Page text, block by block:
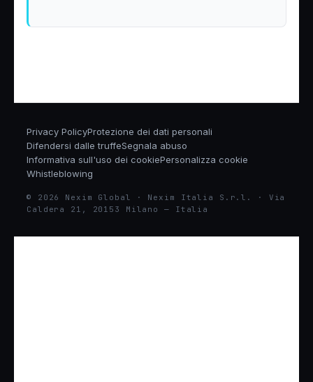
Privacy PolicyProtezione dei dati personali
Difendersi dalle truffeSegnala abuso
Informativa sull'uso dei cookiePersonalizza cookie
Whistleblowing
© 2026 Nexim Global · Nexim Italia S.r.l. · Via
Caldera 21, 20153 Milano — Italia